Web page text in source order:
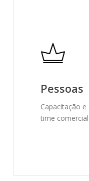
Pessoas
Capacitação
time comercial.